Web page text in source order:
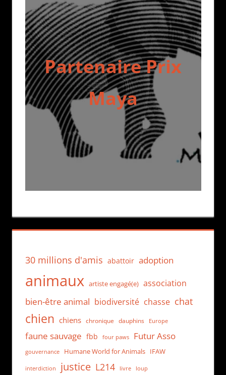
Partenaire Prix
Maya
30 millions d'amis abattoir adoption
animaux artiste engagé(e) association
bien-être animal biodiversité chasse chat
chien chiens chronique dauphins Europe
faune sauvage fbb four paws Futur Asso
gouvernance Humane World for Animals IFAW
interdiction justice L214 livre loup